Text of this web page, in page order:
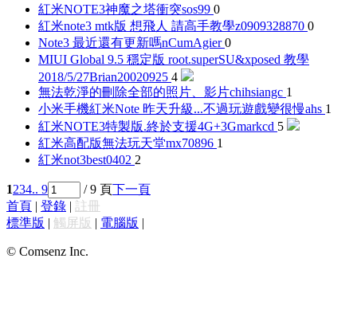
紅米NOTE3神魔之塔衝突sos99 0
紅米note3 mtk版 想飛人 請高手教學z0909328870 0
Note3 最近還有更新嗎nCumAgier 0
MIUI Global 9.5 穩定版 root.superSU&xposed 教學
2018/5/27Brian20020925 4
無法乾淨的刪除全部的照片、影片chihsiangc 1
小米手機紅米Note 昨天升級...不過玩遊戲變很慢ahs 1
紅米NOTE3特製版.終於支援4G+3Gmarkcd 5
紅米高配版無法玩天堂mx70896 1
紅米not3best0402 2
1234.. 9 / 9 頁下一頁
首頁 | 登錄 | 註冊
標準版 | 觸屏版 | 電腦版 |
© Comsenz Inc.